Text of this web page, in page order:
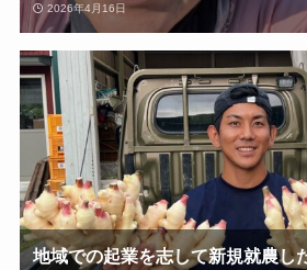
2026年4月16日
地域での起業を志して新規就農し